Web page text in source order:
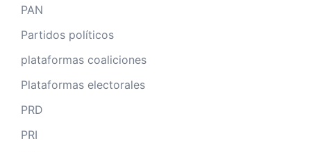
PAN
Partidos políticos
plataformas coaliciones
Plataformas electorales
PRD
PRI